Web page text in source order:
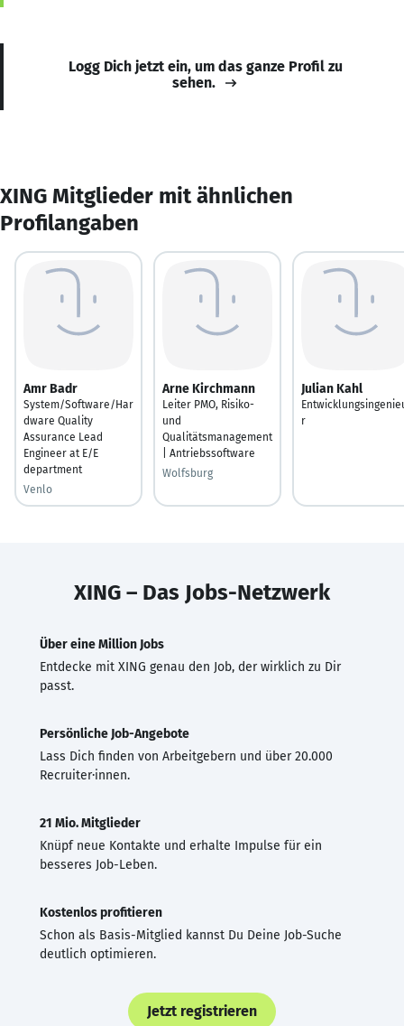
Logg Dich jetzt ein, um das ganze Profil zu
sehen.
XING Mitglieder mit ähnlichen
Profilangaben
Amr Badr
System/Software/Har
dware Quality
Assurance Lead
Engineer at E/E
department
Venlo
Arne Kirchmann
Leiter PMO, Risiko-
und
Qualitätsmanagement
| Antriebssoftware
Wolfsburg
Julian Kahl
r
XING – Das Jobs-Netzwerk
Über eine Million Jobs
Entdecke mit XING genau den Job, der wirklich zu Dir
passt.
Persönliche Job-Angebote
Lass Dich finden von Arbeitgebern und über 20.000
Recruiter·innen.
21 Mio. Mitglieder
Knüpf neue Kontakte und erhalte Impulse für ein
besseres Job-Leben.
Kostenlos profitieren
Schon als Basis-Mitglied kannst Du Deine Job-Suche
deutlich optimieren.
Jetzt registrieren